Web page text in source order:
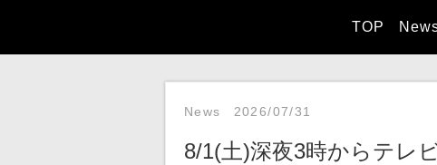
TOP
News 2026/07/31
8/1(土)深夜3時からテレ